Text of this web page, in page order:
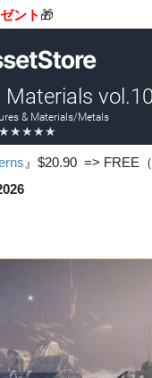
ント 🎁
』 $20.90 => FREE （